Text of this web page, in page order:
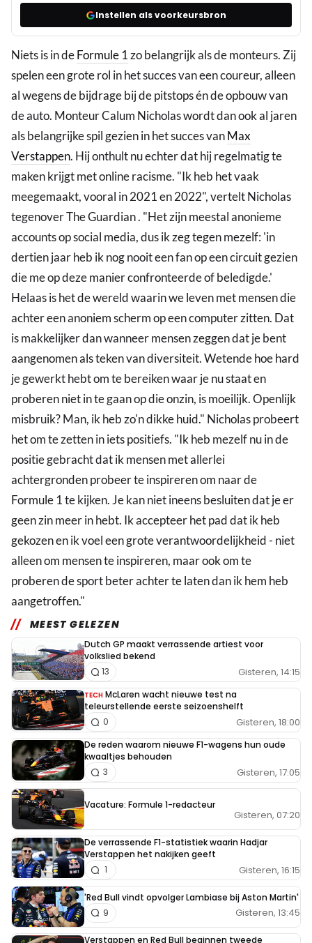
Instellen als voorkeursbron
Niets is in deFormule 1zo belangrijk als de monteurs. Zij
spelen een grote rol in het succes van een coureur, alleen
al wegens de bijdrage bij de pitstops én de opbouw van
de auto. Monteur Calum Nicholas wordt dan ook al jaren
als belangrijke spil gezien in het succes vanMax
Verstappen. Hij onthult nu echter dat hij regelmatig te
maken krijgt met online racisme. "Ik heb het vaak
meegemaakt, vooral in 2021 en 2022", vertelt Nicholas
tegenover The Guardian . "Het zijn meestal anonieme
accounts op social media, dus ik zeg tegen mezelf: 'in
dertien jaar heb ik nog nooit een fan op een circuit gezien
die me op deze manier confronteerde of beledigde.'
Helaas is het de wereld waarin we leven met mensen die
achter een anoniem scherm op een computer zitten. Dat
is makkelijker dan wanneer mensen zeggen dat je bent
aangenomen als teken van diversiteit. Wetende hoe hard
je gewerkt hebt om te bereiken waar je nu staat en
proberen niet in te gaan op die onzin, is moeilijk. Openlijk
misbruik? Man, ik heb zo'n dikke huid." Nicholas probeert
het om te zetten in iets positiefs. "Ik heb mezelf nu in de
positie gebracht dat ik mensen met allerlei
achtergronden probeer te inspireren om naar de
Formule 1 te kijken. Je kan niet ineens besluiten dat je er
geen zin meer in hebt. Ik accepteer het pad dat ik heb
gekozen en ik voel een grote verantwoordelijkheid - niet
alleen om mensen te inspireren, maar ook om te
proberen de sport beter achter te laten dan ik hem heb
aangetroffen."
MEEST GELEZEN
Dutch GP maakt verrassende artiest voor
volkslied bekend
Gisteren, 14:15
13
TECH McLaren wacht nieuwe test na
teleurstellende eerste seizoenshelft
Gisteren, 18:00
0
De reden waarom nieuwe F1-wagens hun oude
kwaaltjes behouden
Gisteren, 17:05
3
Vacature: Formule 1-redacteur
Gisteren, 07:20
De verrassende F1-statistiek waarin Hadjar
Verstappen het nakijken geeft
Gisteren, 16:15
1
'Red Bull vindt opvolger Lambiase bij Aston Martin'
Gisteren, 13:45
9
Verstappen en Red Bull beginnen tweede